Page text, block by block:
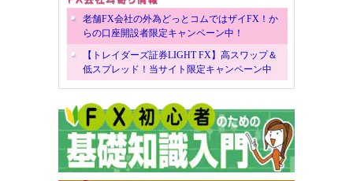
老舗FX会社の外為どっとコムではザイFX！か
らの口座開設者限定キャンペーン中！
【トレイダーズ証券LIGHT FX】高スワップ＆
低スプレッド！当サイト限定キャンペーン中